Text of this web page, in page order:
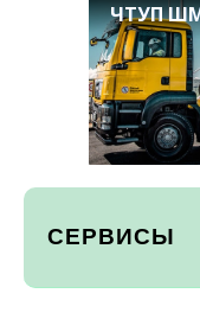
ЧТУП
СЕРВИСЫ